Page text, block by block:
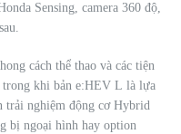
Sensing, camera 360 độ,
cách thể thao và các tiện
khi bản e:HEV L là lựa
trải nghiệm động cơ Hybrid
bị ngoại hình hay option